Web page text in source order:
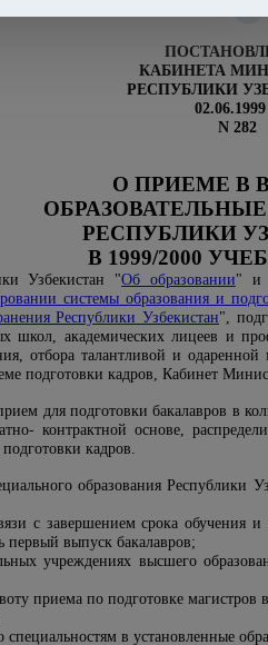
КАБИНЕТА
РЕСПУБЛИКИ
02.06.1999
N 282
О ПРИЕМЕ В
РЕСПУБЛИКИ
В 1999/2000
Узбекистан "Об образовании" и
системы образования и
Республики Узбекистан",
школ, академических лицеев и
отбора талантливой и
подготовки кадров, Кабинет
для подготовки бакалавров в
контрактной основе,
кадров.
образования Республики
с завершением срока обучения и
первый выпуск бакалавров;
учреждениях высшего
приема по подготовке магистров
в установленные